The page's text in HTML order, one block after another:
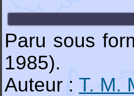
Paru sous
1985).
Auteur : T. M.